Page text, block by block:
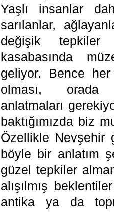
Yaşlı insanlar
sarılanlar,
değişik tepkiler
kasabasında
geliyor. Bence
olması, orada
anlatmaları
baktığımızda biz
Özellikle
böyle bir anlatım
güzel tepkiler
alışılmış
antika ya da